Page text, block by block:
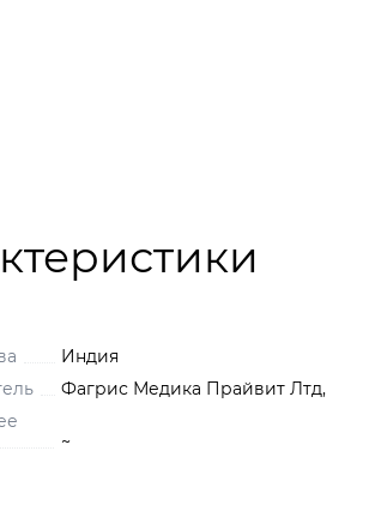
Индия
Фагрис Медика Прайвит Лтд,
~